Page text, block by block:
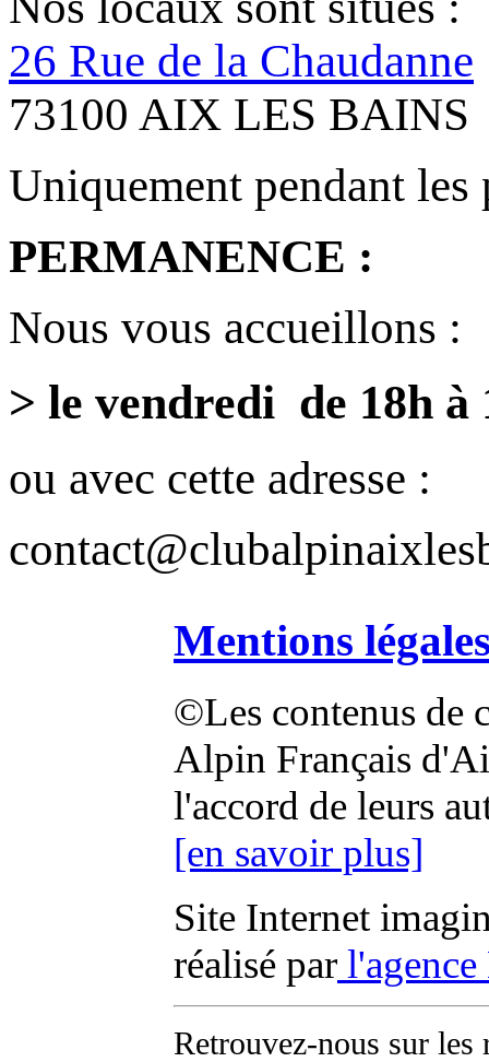
26 Rue de la Chaudanne
73100 AIX LES BAINS
Uniquement pendant les
PERMANENCE :
Nous vous accueillons :
> le vendredi de 18h à
ou avec cette adresse :
Mentions
©Les contenus de
Alpin Français
l'accord de leurs
[en savoir plus]
Site Internet
réalisé par
Retrouvez-nous sur les